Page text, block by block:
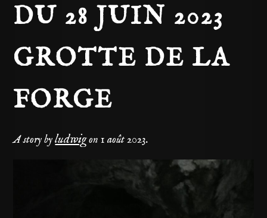
DU 28 JUIN 2023
GROTTE DE LA
FORGE
A story byludwigon1 août 2023.